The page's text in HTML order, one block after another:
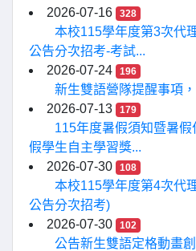
2026-07-16
328
本校115學年度第3次代
公告分次招考-考試...
2026-07-24
196
新生雙語營隊提醒事項
2026-07-13
179
115年度暑假須知暨暑
假學生自主學習獎...
2026-07-30
108
本校115學年度第4次代
公告分次招考)
2026-07-30
102
公告新生雙語定格動畫